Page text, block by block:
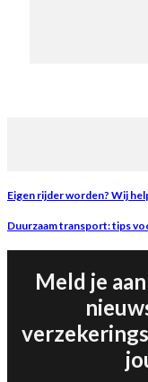
Eigen rijder worden? Wij
Duurzaam transport: tips
Meld je